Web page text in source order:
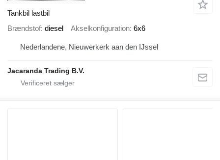
Tankbil lastbil
Brændstof diesel Akselkonfiguration 6x6
Nederlandene, Nieuwerkerk aan den IJssel
Jacaranda Trading B.V.